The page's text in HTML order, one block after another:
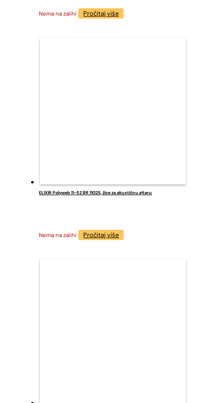
Nema na zalihi Pročitaj više
ELIXIR Polyweb 11-52 BR 11025, žice za akustičnu gitaru
Nema na zalihi Pročitaj više